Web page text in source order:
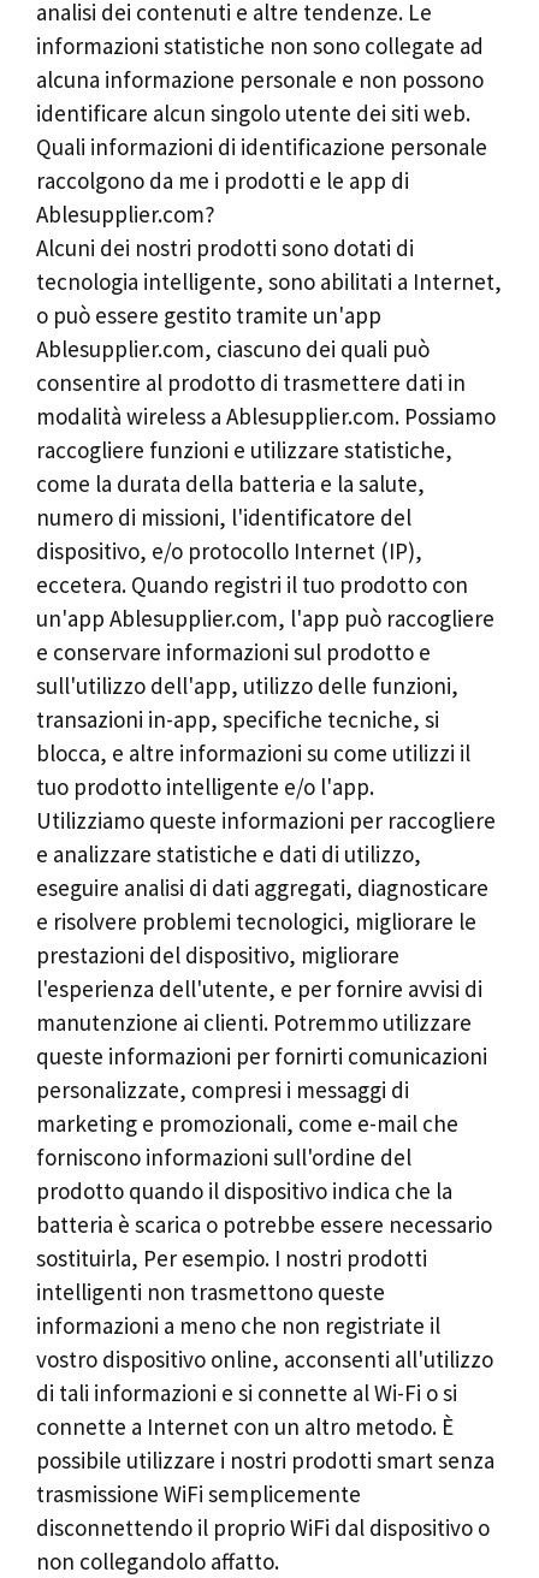
analisi dei contenuti e altre tendenze. Le
informazioni statistiche non sono collegate ad
alcuna informazione personale e non possono
identificare alcun singolo utente dei siti web.
Quali informazioni di identificazione personale
raccolgono da me i prodotti e le app di
Ablesupplier.com?
Alcuni dei nostri prodotti sono dotati di
tecnologia intelligente, sono abilitati a Internet,
o può essere gestito tramite un'app
Ablesupplier.com, ciascuno dei quali può
consentire al prodotto di trasmettere dati in
modalità wireless a Ablesupplier.com. Possiamo
raccogliere funzioni e utilizzare statistiche,
come la durata della batteria e la salute,
numero di missioni, l'identificatore del
dispositivo, e/o protocollo Internet (IP),
eccetera. Quando registri il tuo prodotto con
un'app Ablesupplier.com, l'app può raccogliere
e conservare informazioni sul prodotto e
sull'utilizzo dell'app, utilizzo delle funzioni,
transazioni in-app, specifiche tecniche, si
blocca, e altre informazioni su come utilizzi il
tuo prodotto intelligente e/o l'app.
Utilizziamo queste informazioni per raccogliere
e analizzare statistiche e dati di utilizzo,
eseguire analisi di dati aggregati, diagnosticare
e risolvere problemi tecnologici, migliorare le
prestazioni del dispositivo, migliorare
l'esperienza dell'utente, e per fornire avvisi di
manutenzione ai clienti. Potremmo utilizzare
queste informazioni per fornirti comunicazioni
personalizzate, compresi i messaggi di
marketing e promozionali, come e-mail che
forniscono informazioni sull'ordine del
prodotto quando il dispositivo indica che la
batteria è scarica o potrebbe essere necessario
sostituirla, Per esempio. I nostri prodotti
intelligenti non trasmettono queste
informazioni a meno che non registriate il
vostro dispositivo online, acconsenti all'utilizzo
di tali informazioni e si connette al Wi-Fi o si
connette a Internet con un altro metodo. È
possibile utilizzare i nostri prodotti smart senza
trasmissione WiFi semplicemente
disconnettendo il proprio WiFi dal dispositivo o
non collegandolo affatto.